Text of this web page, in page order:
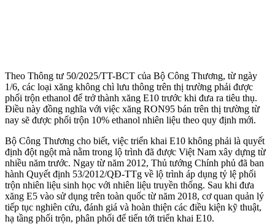
Theo Thông tư 50/2025/TT-BCT của Bộ Công Thương, từ ngày
1/6, các loại xăng không chì lưu thông trên thị trường phải được
phối trộn ethanol để trở thành xăng E10 trước khi đưa ra tiêu thụ.
Điều này đồng nghĩa với việc xăng RON95 bán trên thị trường từ
nay sẽ được phối trộn 10% ethanol nhiên liệu theo quy định mới.
Bộ Công Thương cho biết, việc triển khai E10 không phải là quyết
định đột ngột mà nằm trong lộ trình đã được Việt Nam xây dựng từ
nhiều năm trước. Ngay từ năm 2012, Thủ tướng Chính phủ đã ban
hành Quyết định 53/2012/QĐ-TTg về lộ trình áp dụng tỷ lệ phối
trộn nhiên liệu sinh học với nhiên liệu truyền thống. Sau khi đưa
xăng E5 vào sử dụng trên toàn quốc từ năm 2018, cơ quan quản lý
tiếp tục nghiên cứu, đánh giá và hoàn thiện các điều kiện kỹ thuật,
hạ tầng phối trộn, phân phối để tiến tới triển khai E10.